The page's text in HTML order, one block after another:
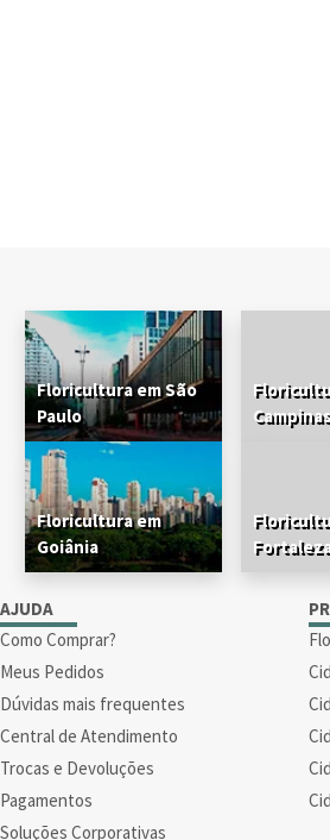
Floricultura em São
Paulo
Floricultura em
Goiânia
AJUDA
Como Comprar?
Meus Pedidos
Dúvidas mais frequentes
Central de Atendimento
Trocas e Devoluções
Pagamentos
Soluções Corporativas